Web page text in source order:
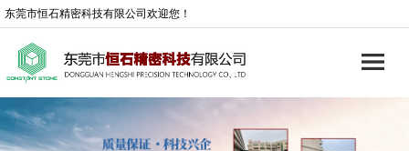
东莞市恒石精密科技有限公司欢迎您！